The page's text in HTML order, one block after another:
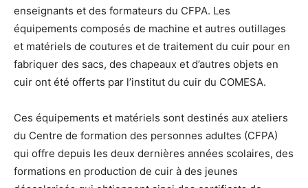
enseignants et des formateurs du CFPA. Les
équipements composés de machine et autres outillages
et matériels de coutures et de traitement du cuir pour en
fabriquer des sacs, des chapeaux et d’autres objets en
cuir ont été offerts par l’institut du cuir du COMESA.
Ces équipements et matériels sont destinés aux ateliers
du Centre de formation des personnes adultes (CFPA)
qui offre depuis les deux dernières années scolaires, des
formations en production de cuir à des jeunes